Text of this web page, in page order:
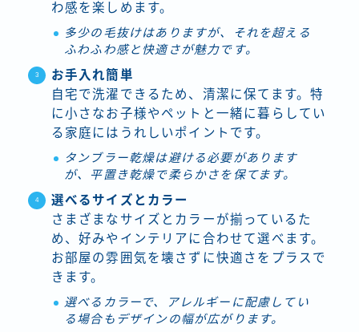
わ感を楽しめます。
多少の毛抜けはありますが、それを超える
ふわふわ感と快適さが魅力です。
お手入れ簡単
自宅で洗濯できるため、清潔に保てます。特
に小さなお子様やペットと一緒に暮らしてい
る家庭にはうれしいポイントです。
タンブラー乾燥は避ける必要があります
が、平置き乾燥で柔らかさを保てます。
選べるサイズとカラー
さまざまなサイズとカラーが揃っているた
め、好みやインテリアに合わせて選べます。
お部屋の雰囲気を壊さずに快適さをプラスで
きます。
選べるカラーで、アレルギーに配慮してい
る場合もデザインの幅が広がります。